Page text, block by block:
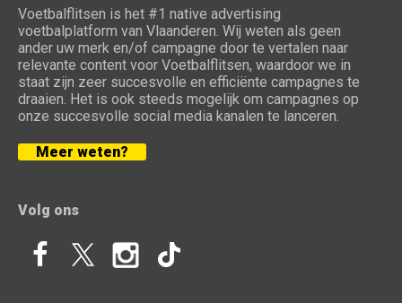
Voetbalflitsen is het #1 native advertising
voetbalplatform van Vlaanderen. Wij weten als geen
ander uw merk en/of campagne door te vertalen naar
relevante content voor Voetbalflitsen, waardoor we in
staat zijn zeer succesvolle en efficiënte campagnes te
draaien. Het is ook steeds mogelijk om campagnes op
onze succesvolle social media kanalen te lanceren.
Meer weten?
Volg ons